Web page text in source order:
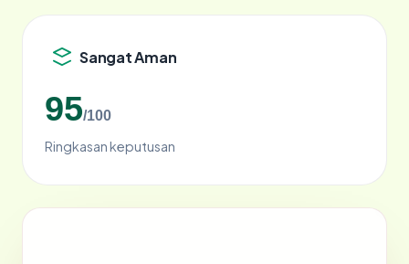
Sangat Aman
95/100
Ringkasan keputusan